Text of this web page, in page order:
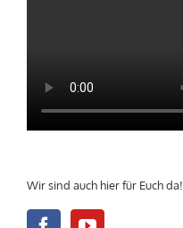
Wir sind auch hier für Euch da!